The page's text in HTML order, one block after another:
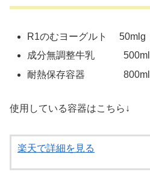
R1のむヨーグルト 50mlg
成分無調整牛乳 500ml
耐熱保存容器 800ml〜
使用している容器はこちら↓
楽天で詳細を見る